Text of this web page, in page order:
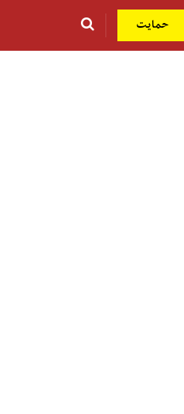
حمایت